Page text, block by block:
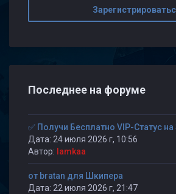
Последнее на форуме
✅ Получи Бесплатно VIP-Статус
Дата: 24 июля 2026 г, 10:56
Автор: lamkaa
от bratan для Шкипера
Дата: 22 июля 2026 г, 21:47